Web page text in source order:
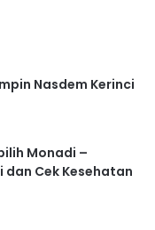
Nasdem Kerinci
Monadi –
dan Cek Kesehatan